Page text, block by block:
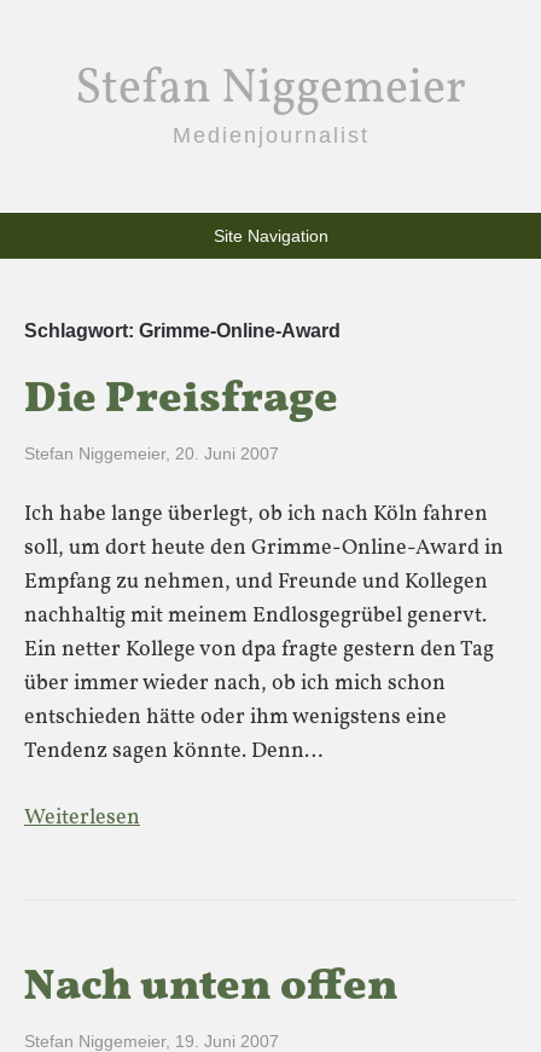
Stefan Niggemeier
Medienjournalist
Site Navigation
Schlagwort: Grimme-Online-Award
Die Preisfrage
Stefan Niggemeier, 20. Juni 2007
Ich habe lange überlegt, ob ich nach Köln fahren
soll, um dort heute den Grimme-Online-Award in
Empfang zu nehmen, und Freunde und Kollegen
nachhaltig mit meinem Endlosgegrübel genervt.
Ein netter Kollege von dpa fragte gestern den Tag
über immer wieder nach, ob ich mich schon
entschieden hätte oder ihm wenigstens eine
Tendenz sagen könnte. Denn…
Weiterlesen
Nach unten offen
Stefan Niggemeier, 19. Juni 2007